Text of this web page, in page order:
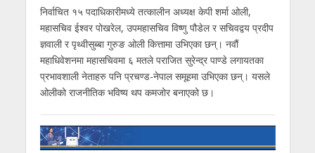
निर्वाचित १५ पदाधिकारीमध्ये तत्कालीन अध्यक्ष केपी शर्मा ओली,
महासचिव ईश्वर पोखरेल, उपमहासचिव विष्णु पौडेल र सचिवद्वय प्रदीप
ज्ञवाली र पृथ्वीसुब्बा गुरुङ ओली कित्तामा उभिएका छन्। नवौं
महाधिवेशनमा महासचिवमा ६ मतले पराजित सुरेन्द्र पाण्डे लगायतका
प्रभावशाली नेताहरु पनि प्रचण्ड-नेपाल समूहमा उभिएका छन्। यसले
ओलीको राजनीतिक भविष्य थप कमजोर बनाएको छ।